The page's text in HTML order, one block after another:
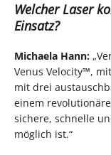
Welcher Laser
Einsatz?
Michaela Hann:
Venus Velocity™,
mit drei
einem
sichere, schnelle
möglich ist.“